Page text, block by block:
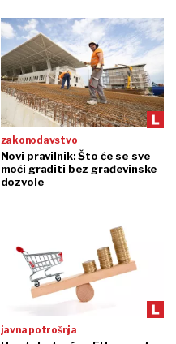
zakonodavstvo
Novi pravilnik: Što će se sve
moći graditi bez građevinske
dozvole
javna potrošnja